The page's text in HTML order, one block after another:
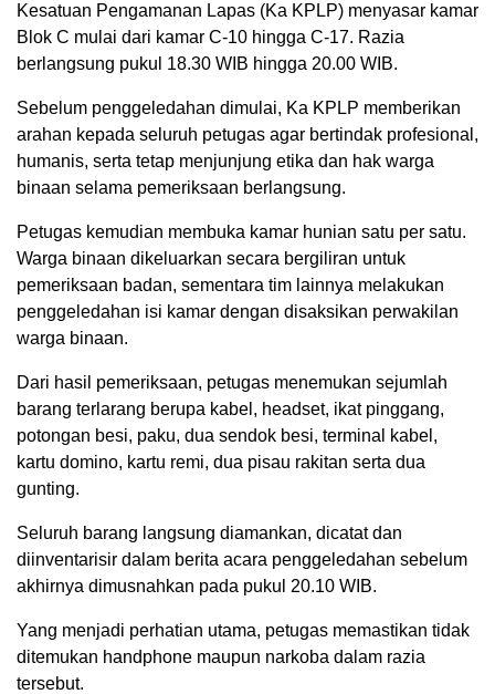
Kesatuan Pengamanan Lapas (Ka KPLP) menyasar kamar
Blok C mulai dari kamar C-10 hingga C-17. Razia
berlangsung pukul 18.30 WIB hingga 20.00 WIB.
Sebelum penggeledahan dimulai, Ka KPLP memberikan
arahan kepada seluruh petugas agar bertindak profesional,
humanis, serta tetap menjunjung etika dan hak warga
binaan selama pemeriksaan berlangsung.
Petugas kemudian membuka kamar hunian satu per satu.
Warga binaan dikeluarkan secara bergiliran untuk
pemeriksaan badan, sementara tim lainnya melakukan
penggeledahan isi kamar dengan disaksikan perwakilan
warga binaan.
Dari hasil pemeriksaan, petugas menemukan sejumlah
barang terlarang berupa kabel, headset, ikat pinggang,
potongan besi, paku, dua sendok besi, terminal kabel,
kartu domino, kartu remi, dua pisau rakitan serta dua
gunting.
Seluruh barang langsung diamankan, dicatat dan
diinventarisir dalam berita acara penggeledahan sebelum
akhirnya dimusnahkan pada pukul 20.10 WIB.
Yang menjadi perhatian utama, petugas memastikan tidak
ditemukan handphone maupun narkoba dalam razia
tersebut.